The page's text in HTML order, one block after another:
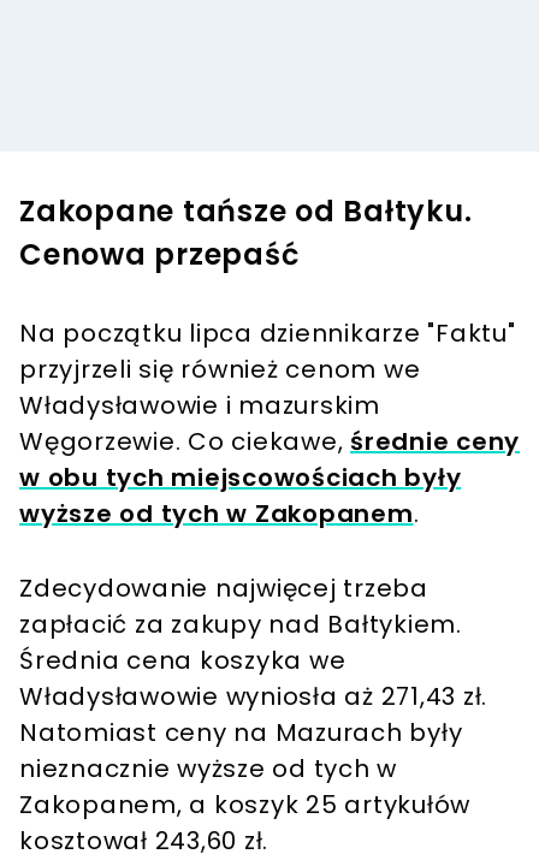
Zakopane tańsze od Bałtyku.
Cenowa przepaść
Na początku lipca dziennikarze "Faktu"
przyjrzeli się również cenom we
Władysławowie i mazurskim
Węgorzewie. Co ciekawe, średnie ceny
w obu tych miejscowościach były
wyższe od tych w Zakopanem.
Zdecydowanie najwięcej trzeba
zapłacić za zakupy nad Bałtykiem.
Średnia cena koszyka we
Władysławowie wyniosła aż 271,43 zł.
Natomiast ceny na Mazurach były
nieznacznie wyższe od tych w
Zakopanem, a koszyk 25 artykułów
kosztował 243,60 zł.